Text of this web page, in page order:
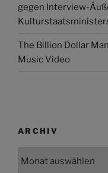
gegen Interview-
The Billion Dollar
Music Video
ARCHIV